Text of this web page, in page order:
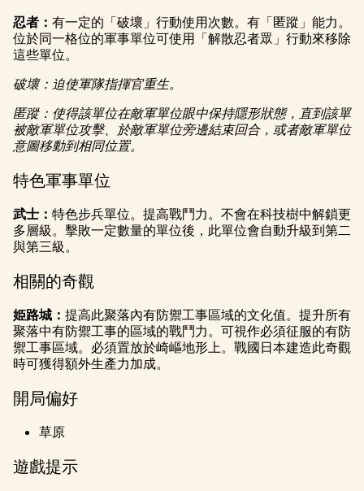
忍者： 有一定的「破壞」行動使用次數。有「匿蹤」能力。
位於同一格位的軍事單位可使用「解散忍者眾」行動來移除
這些單位。
破壞：迫使軍隊指揮官重生。
匿蹤：使得該單位在敵軍單位眼中保持隱形狀態，直到該單
被敵軍單位攻擊、於敵軍單位旁邊結束回合，或者敵軍單位
意圖移動到相同位置。
特色軍事單位
武士： 特色步兵單位。提高戰鬥力。不會在科技樹中解鎖更
多層級。擊敗一定數量的單位後，此單位會自動升級到第二
與第三級。
相關的奇觀
姫路城： 提高此聚落內有防禦工事區域的文化值。提升所有
聚落中有防禦工事的區域的戰鬥力。可視作必須征服的有防
禦工事區域。必須置放於崎嶇地形上。戰國日本建造此奇觀
時可獲得額外生產力加成。
開局偏好
草原
遊戲提示